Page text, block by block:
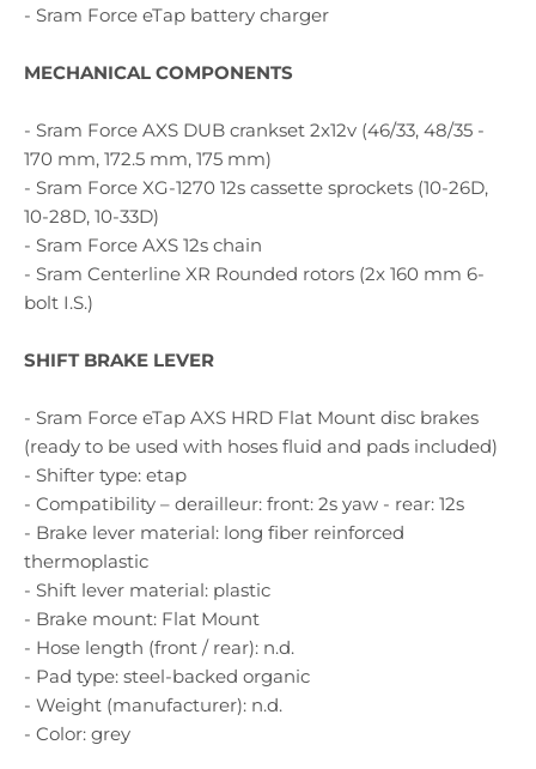
- Sram Force eTap battery charger
MECHANICAL COMPONENTS
- Sram Force AXS DUB crankset 2x12v (46/33, 48/35 -
170 mm, 172.5 mm, 175 mm)
- Sram Force XG-1270 12s cassette sprockets (10-26D,
10-28D, 10-33D)
- Sram Force AXS 12s chain
- Sram Centerline XR Rounded rotors (2x 160 mm 6-
bolt I.S.)
SHIFT BRAKE LEVER
- Sram Force eTap AXS HRD Flat Mount disc brakes
(ready to be used with hoses fluid and pads included)
- Shifter type: etap
- Compatibility – derailleur: front: 2s yaw - rear: 12s
- Brake lever material: long fiber reinforced
thermoplastic
- Shift lever material: plastic
- Brake mount: Flat Mount
- Hose length (front / rear): n.d.
- Pad type: steel-backed organic
- Weight (manufacturer): n.d.
- Color: grey